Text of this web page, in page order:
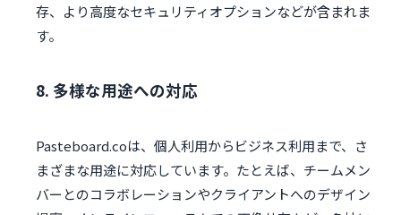
存、より高度なセキュリティオプションなどが含まれま
す。
8. 多様な用途への対応
Pasteboard.coは、個人利用からビジネス利用まで、さ
まざまな用途に対応しています。たとえば、チームメン
バーとのコラボレーションやクライアントへのデザイン